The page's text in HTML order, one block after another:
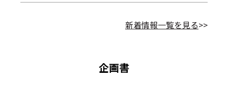
新着情報一覧を見る>>
企画書